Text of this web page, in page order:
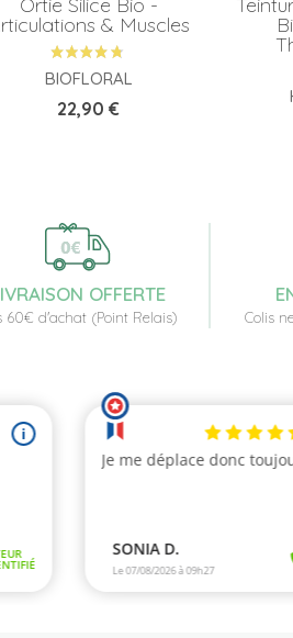
& Muscles
BIOFLORAL
Prix
22,90 €
OFFERTE
60€ d'achat (Point Relais) Colis